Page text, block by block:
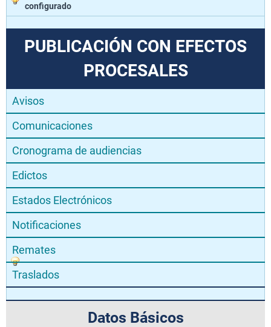
configurado
PUBLICACIÓN CON EFECTOS
PROCESALES
Avisos
Comunicaciones
Cronograma de audiencias
Edictos
Estados Electrónicos
Notificaciones
Remates
Traslados
Datos Básicos